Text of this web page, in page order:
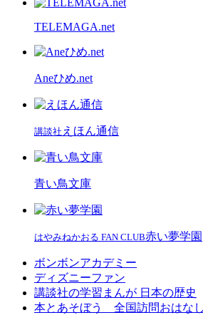
ページTOPへ
講談社コクリコ
ファミリーサイト
コクリコ
動く図鑑MOVE
WEB げんき